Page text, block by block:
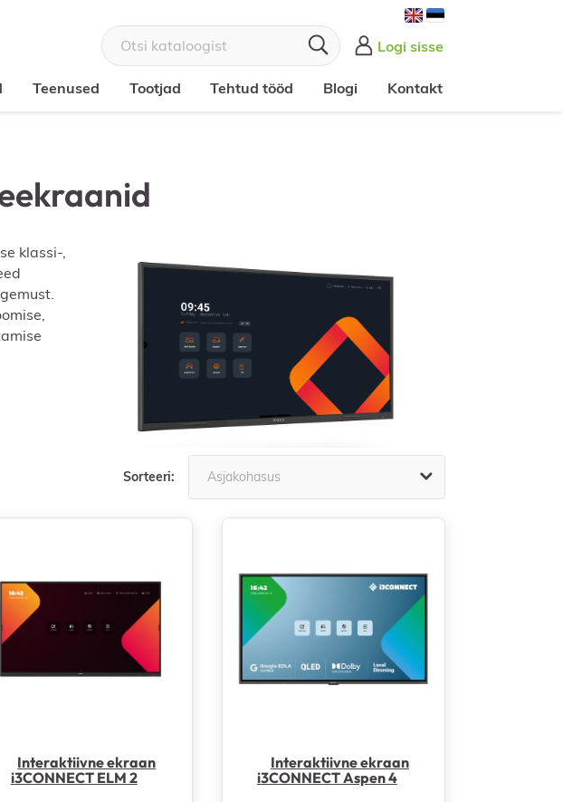
 Logi sisse

Teenused Tootjad Tehtud tööd Blogi Kontakt
klassi-,
Sorteeri: Asjakohasus 
Interaktiivne ekraan
i3CONNECT ELM 2
Interaktiivne ekraan
i3CONNECT Aspen 4